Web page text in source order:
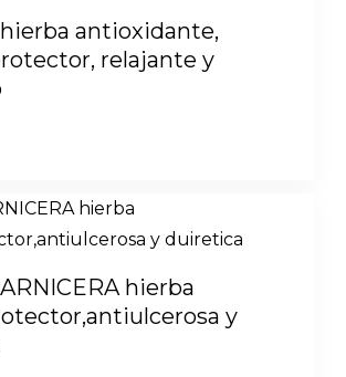
hierba antioxidante,
relajante y
hierba
y